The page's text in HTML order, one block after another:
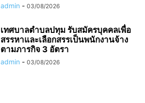
admin - 03/08/2026
เทศบาลตำบลปทุม รับสมัครบุคคลเพื่อ
สรรหาและเลือกสรรเป็นพนักงานจ้าง
ตามภารกิจ 3 อัตรา
admin - 03/08/2026